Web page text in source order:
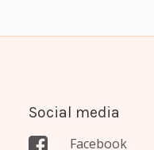
Social media
Facebook